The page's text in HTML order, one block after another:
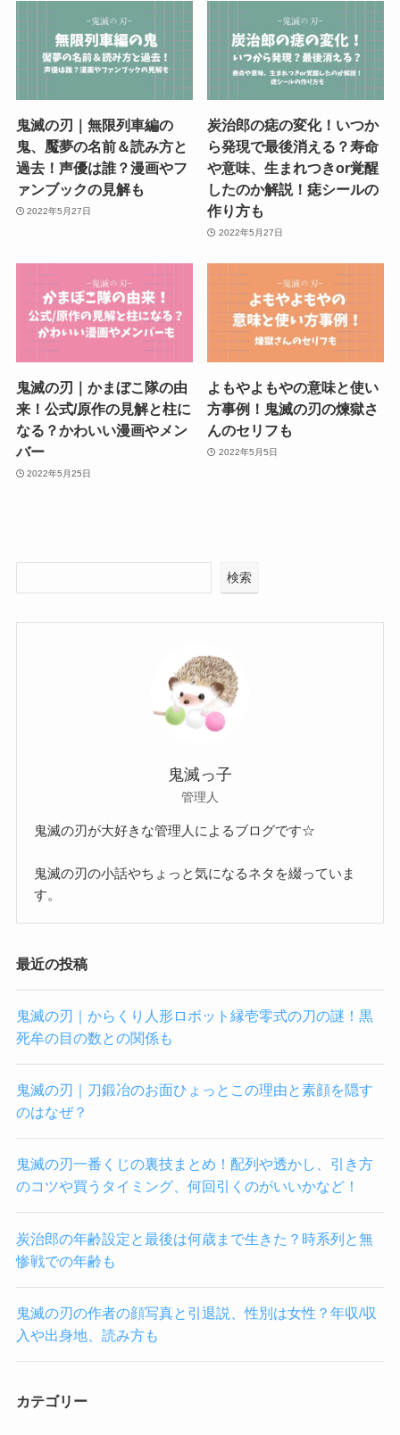
鬼滅の刃｜無限列車編の
鬼、魘夢の名前＆読み方と
過去！声優は誰？漫画やフ
ァンブックの見解も
2022年5月27日
炭治郎の痣の変化！いつか
ら発現で最後消える？寿命
や意味、生まれつきor覚醒
したのか解説！痣シールの
作り方も
2022年5月27日
鬼滅の刃｜かまぼこ隊の由
来！公式/原作の見解と柱に
なる？かわいい漫画やメン
バー
2022年5月25日
よもやよもやの意味と使い
方事例！鬼滅の刃の煉獄さ
んのセリフも
2022年5月5日
検索
鬼滅っ子
管理人
鬼滅の刃が大好きな管理人によるブログです☆
鬼滅の刃の小話やちょっと気になるネタを綴っていま
す。
最近の投稿
鬼滅の刃｜からくり人形ロボット縁壱零式の刀の謎！黒
死牟の目の数との関係も
鬼滅の刃｜刀鍛冶のお面ひょっとこの理由と素顔を隠す
のはなぜ？
鬼滅の刃一番くじの裏技まとめ！配列や透かし、引き方
のコツや買うタイミング、何回引くのがいいかなど！
炭治郎の年齢設定と最後は何歳まで生きた？時系列と無
惨戦での年齢も
鬼滅の刃の作者の顔写真と引退説、性別は女性？年収/収
入や出身地、読み方も
カテゴリー